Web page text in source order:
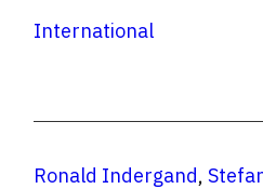
International
Ronald Indergand,